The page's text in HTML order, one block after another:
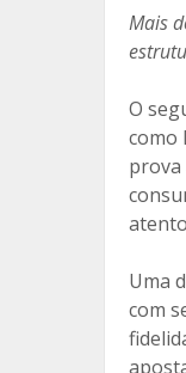
Mais
O
como
prova
Uma
com